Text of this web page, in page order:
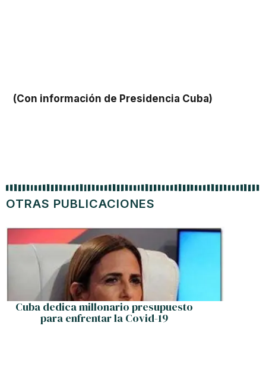
(Con información de Presidencia Cuba)
OTRAS PUBLICACIONES
Cuba dedica millonario presupuesto
para enfrentar la Covid-19